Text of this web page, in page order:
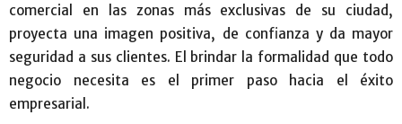
comercial en las zonas más exclusivas de su ciudad,
proyecta una imagen positiva, de confianza y da mayor
seguridad a sus clientes. El brindar la formalidad que todo
negocio necesita es el primer paso hacia el éxito
empresarial.